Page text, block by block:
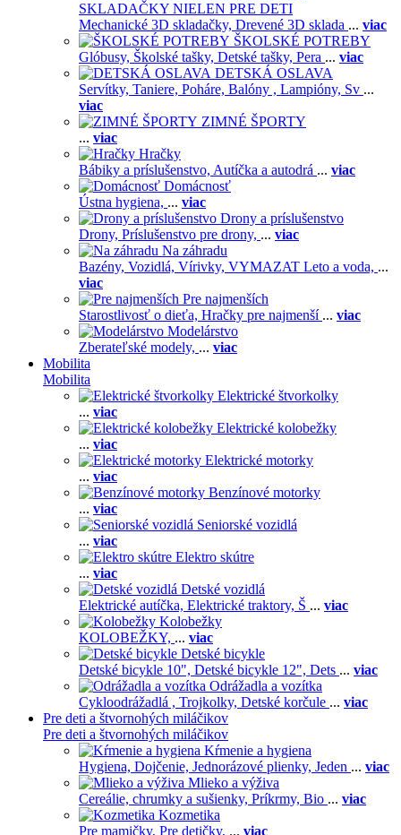
SKLADAČKY NIELEN PRE DETI
Mechanické 3D skladačky, Drevené 3D sklada ... viac
ŠKOLSKÉ POTREBY
Glóbusy, Školské tašky, Detské tašky, Pera ... viac
DETSKÁ OSLAVA
Servítky, Taniere, Poháre, Balóny , Lampióny, Sv ...
viac
ZIMNÉ ŠPORTY
... viac
Hračky
Bábiky a príslušenstvo, Autíčka a autodrá ... viac
Domácnosť
Ústna hygiena, ... viac
Drony a príslušenstvo
Drony, Príslušenstvo pre drony, ... viac
Na záhradu
Bazény, Vozidlá, Vírivky, VYMAZAT Leto a voda, ...
viac
Pre najmenších
Starostlivosť o dieťa, Hračky pre najmenší ... viac
Modelárstvo
Zberateľské modely, ... viac
Mobilita
Mobilita
Elektrické štvorkolky
... viac
Elektrické kolobežky
... viac
Elektrické motorky
... viac
Benzínové motorky
... viac
Seniorské vozidlá
... viac
Elektro skútre
... viac
Detské vozidlá
Elektrické autíčka, Elektrické traktory, Š ... viac
Kolobežky
KOLOBEŽKY, ... viac
Detské bicykle
Detské bicykle 10", Detské bicykle 12", Dets ... viac
Odrážadla a vozítka
Cykloodrážadlá , Trojkolky, Detské korčule ... viac
Pre deti a štvornohých miláčikov
Pre deti a štvornohých miláčikov
Kŕmenie a hygiena
Hygiena, Dojčenie, Jednorázové plienky, Jeden ... viac
Mlieko a výživa
Cereálie, chrumky a sušienky, Príkrmy, Bio ... viac
Kozmetika
Pre mamičky, Pre detičky, ... viac